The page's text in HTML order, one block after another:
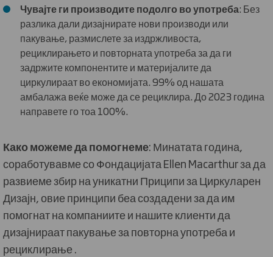
Чувајте ги производите подолго во употреба: Без
разлика дали дизајнирате нови производи или
пакување, размислете за издржливоста,
рециклирањето и повторната употреба за да ги
задржите компонентите и материјалите да
циркулираат во економијата. 99% од нашата
амбалажа веќе може да се рециклира. До 2023 година
направете го тоа 100%.
Како можеме да помогнеме: Минатата година,
соработувавме со Фондацијата Ellen Macarthur за да
развиеме збир на уникатни Приципи за Циркуларен
Дизајн, овие принципи беа создадени за да им
помогнат на компаниите и нашите клиенти да
дизајнираат пакување за повторна употреба и
рециклирање .